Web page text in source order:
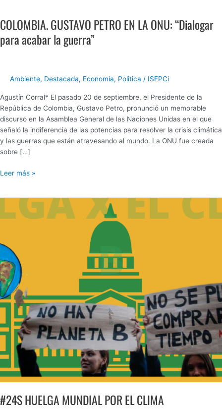
COLOMBIA. GUSTAVO PETRO EN LA ONU: “Dialogar
para acabar la guerra”
Ambiente, Destacada, Economía, Politica / ISEPCi
Agustín Corral* El pasado 20 de septiembre, el Presidente de la
República de Colombia, Gustavo Petro, pronunció un memorable
discurso en la Asamblea General de las Naciones Unidas en el que
señaló la indiferencia de las potencias para resolver la crisis climática
y las guerras que están atravesando al mundo. La ONU fue creada
sobre […]
PETRO
LA
para
la
guerra”
Leer más »
#24S HUELGA MUNDIAL POR EL CLIMA
HUELGA
EL
CLIMA